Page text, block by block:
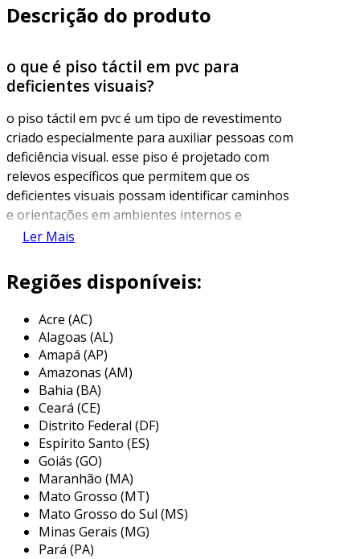
Descrição do produto
o que é piso táctil em pvc para
deficientes visuais?
o piso táctil em pvc é um tipo de revestimento
criado especialmente para auxiliar pessoas com
deficiência visual. esse piso é projetado com
relevos específicos que permitem que os
deficientes visuais possam identificar caminhos
e orientações em ambientes internos e
externos. ele oferece não apenas segurança,
ao facilitar a navegação.
durável e resistente a diversas condições
ambientais. o uso do piso táctil vai além de
questões estéticas, pois também cumpre uma
importante função social, permitindo que
espaços como escolas, hospitais, centros
comerciais e praças públicas estejam acessíveis
a todos.
principais aplicações do piso táctil
em pvc
o piso táctil em pvc pode ser utilizado em
diferentes ambientes e para variados fins,
Ler Mais
Regiões disponíveis:
Acre (AC)
Alagoas (AL)
Amapá (AP)
Amazonas (AM)
Bahia (BA)
Ceará (CE)
Distrito Federal (DF)
Espírito Santo (ES)
Goiás (GO)
Maranhão (MA)
Mato Grosso (MT)
Mato Grosso do Sul (MS)
Minas Gerais (MG)
Pará (PA)